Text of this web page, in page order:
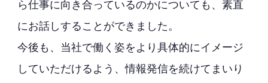
ら仕事に向き合っているのかについても、素直
にお話しすることができました。
今後も、当社で働く姿をより具体的にイメージ
していただけるよう、情報発信を続けてまいり